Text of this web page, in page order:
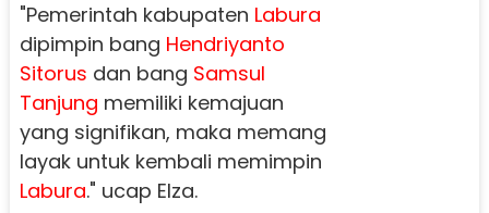
"Pemerintah kabupaten Labura
dipimpin bang Hendriyanto
Sitorus dan bang Samsul
Tanjung memiliki kemajuan
yang signifikan, maka memang
layak untuk kembali memimpin
Labura." ucap Elza.